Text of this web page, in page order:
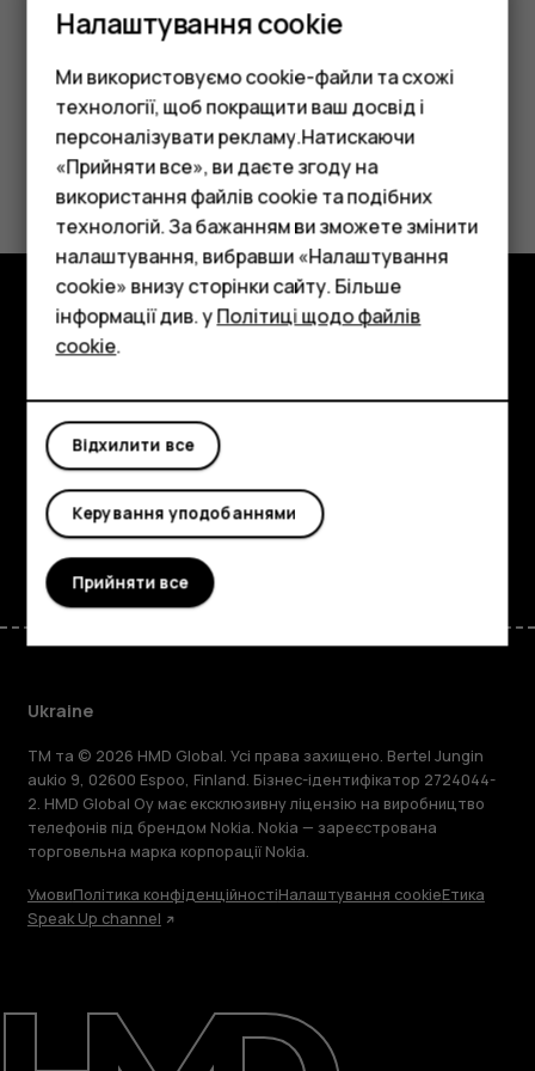
Смартфони
Фічерфони
Аксесуари
Планшети
Детальніше
Це було для вас корисним?
Так Ні
Огляд
Planet and people
Підтримка
FacebookInstagram
TiktokYoutubeLinkedin
Ukraine
TM та © 2026 HMD Global. Усі права захищено. Bertel Jungin
aukio 9, 02600 Espoo, Finland. Бізнес-ідентифікатор 2724044-
2. HMD Global Oy має ексклюзивну ліцензію на виробництво
телефонів під брендом Nokia. Nokia — зареєстрована
торговельна марка корпорації Nokia.
УмовиПолітика конфіденційностіНалаштування cookieЕтика
Speak Up channel
Налаштування cookie
Ми використовуємо cookie-файли та схожі
технології, щоб покращити ваш досвід і
персоналізувати рекламу.Натискаючи
«Прийняти все», ви даєте згоду на
використання файлів cookie та подібних
технологій. За бажанням ви зможете змінити
налаштування, вибравши «Налаштування
cookie» внизу сторінки сайту. Більше
інформації див. уПолітиці щодо файлів
cookie.
Відхилити все
Керування уподобаннями
Прийняти все